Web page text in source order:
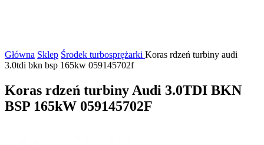
Główna Sklep Środek turbosprężarki Koras rdzeń turbiny audi
3.0tdi bkn bsp 165kw 059145702f
Koras rdzeń turbiny Audi 3.0TDI BKN
BSP 165kW 059145702F